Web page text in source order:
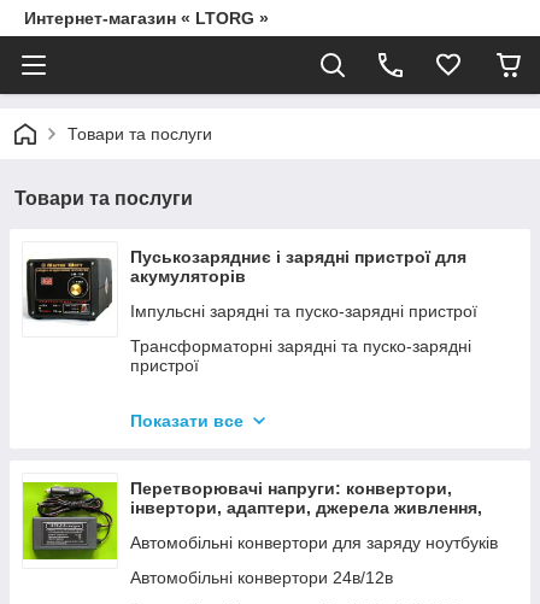
Интернет-магазин « LTORG »
Товари та послуги
Товари та послуги
Пуськозарядниє і зарядні пристрої для
акумуляторів
Імпульсні зарядні та пуско-зарядні пристрої
Трансформаторні зарядні та пуско-зарядні
пристрої
Показати все
Перетворювачі напруги: конвертори,
інвертори, адаптери, джерела живлення,
Автомобільні конвертори для заряду ноутбуків
Автомобільні конвертори 24в/12в